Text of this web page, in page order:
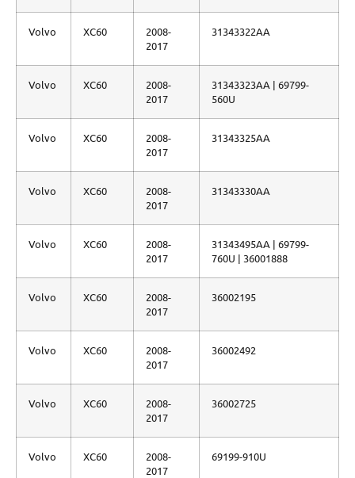
Volvo XC60
2008-
2017
31343322AA
Volvo XC60
2008-
2017
31343323AA | 69799-
560U
Volvo XC60
2008-
2017
31343325AA
Volvo XC60
2008-
2017
31343330AA
Volvo XC60
2008-
2017
31343495AA | 69799-
760U | 36001888
Volvo XC60
2008-
2017
36002195
Volvo XC60
2008-
2017
36002492
Volvo XC60
2008-
2017
36002725
Volvo XC60
2008-
2017
69199-910U